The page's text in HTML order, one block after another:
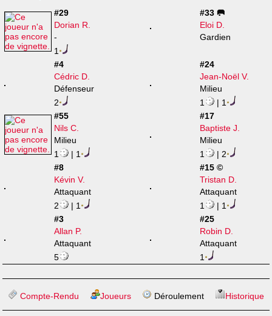
#29
Dorian R.
-
1
#33 🥅
Eloi D.
Gardien
#4
Cédric D.
Défenseur
2
#24
Jean-Noël V.
Milieu
1
| 1
#55
Nils C.
Milieu
1
| 1
#17
Baptiste J.
Milieu
1
| 2
#8
Kévin V.
Attaquant
2
| 1
#15 ©
Tristan D.
Attaquant
1
| 1
#3
Allan P.
Attaquant
5
#25
Robin D.
Attaquant
1
Compte-Rendu Joueurs Déroulement Historique